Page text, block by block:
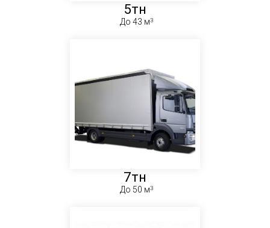
5тн
До 43 м
7тн
До 50 м